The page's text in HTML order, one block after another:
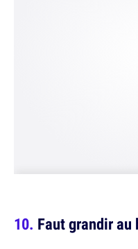
Faut grandir